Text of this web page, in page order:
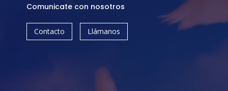
Comunicate con nosotros
Contacto Llámanos